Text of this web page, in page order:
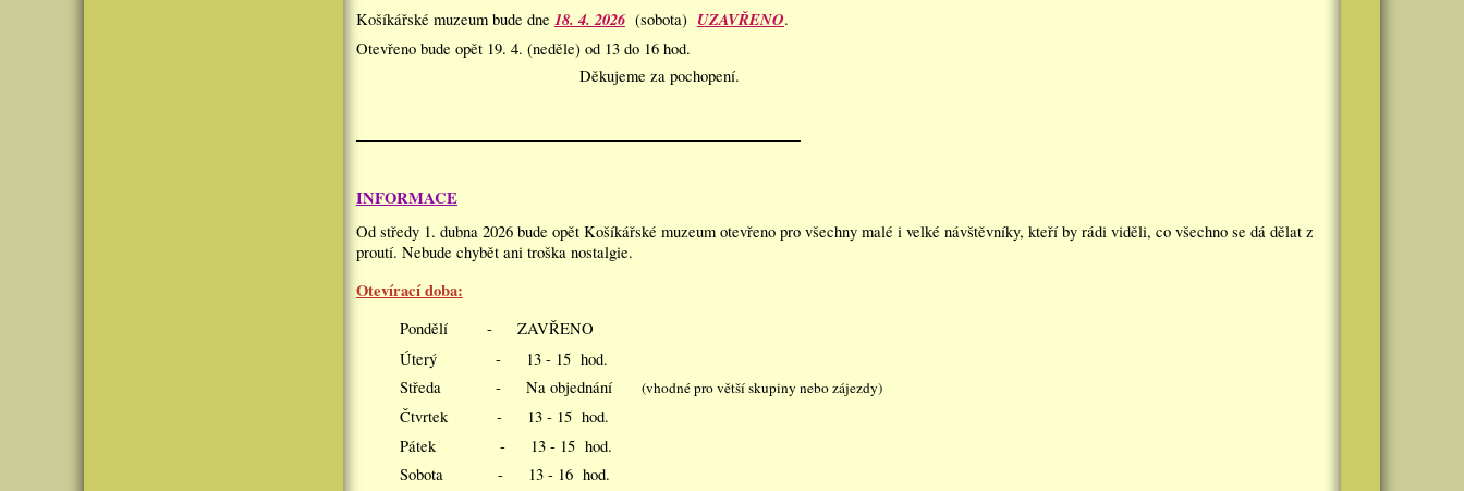
Košíkářské muzeum bude dne 18. 4. 2026(sobota) UZAVŘENO.
Otevřeno bude opět 19. 4. (neděle) od 13 do 16 hod.
Děkujeme za pochopení.
INFORMACE
Od středy 1. dubna 2026 bude opět Košíkářské muzeum otevřeno pro všechny malé i velké návštěvníky, kteří by rádi viděli, co všechno se dá dělat z
proutí. Nebude chybět ani troška nostalgie.
Otevírací doba:
Pondělí - ZAVŘENO
Úterý - 13 - 15 hod.
Středa - Na objednání (vhodné pro větší skupiny nebo zájezdy)
Čtvrtek - 13 - 15 hod.
Pátek - 13 - 15 hod.
Sobota - 13 - 16 hod.